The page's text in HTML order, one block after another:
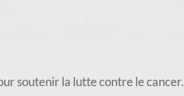
soutenir la lutte contre le cancer.